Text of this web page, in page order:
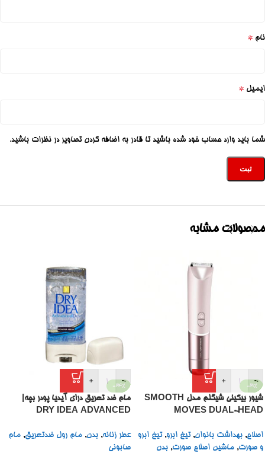
نام *
ایمیل *
شما باید وارد حساب خود شده باشید تا قادر به اضافه کردن تصاویر در نظرات باشید.
محصولات مشابه
-21%
-
+
شیور بیکینی شیگلم مدل SMOOTH
MOVES DUAL-HEAD
اصلاح, بهداشت بانوان, تیغ ابرو, تیغ ابرو
و صورت, ماشین اصلاح صورت, بدن
-24%
-
+
مام ضد تعریق درای آیدیا پودر بچه|
DRY IDEA ADVANCED
عطر زنانه, بدن, مام رول ضدتعریق, مام
صابونی